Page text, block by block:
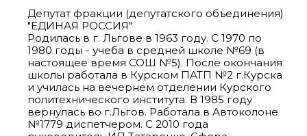
Депутат фракции (депутатского объединения)
"ЕДИНАЯ РОССИЯ"
Родилась в г. Льгове в 1963 году. С 1970 по
1980 годы - учеба в средней школе №69 (в
настоящее время СОШ №5). После окончания
школы работала в Курском ПАТП №2 г.Курска
и училась на вечернем отделении Курского
политехнического института. В 1985 году
вернулась во г.Льгов. Работала в Автоколоне
№1779 диспетчером. С 2010 года